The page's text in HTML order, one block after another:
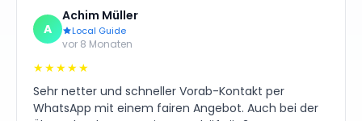
A
Achim Müller
Local Guide
vor 8 Monaten
★★★★★
Sehr netter und schneller Vorab-Kontakt per
WhatsApp mit einem fairen Angebot. Auch bei der